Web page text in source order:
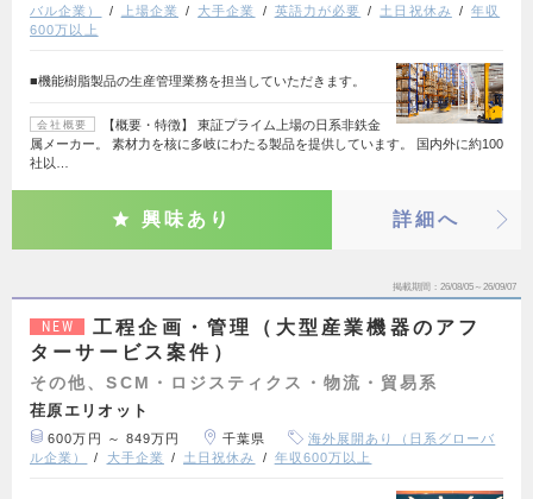
バル企業）
上場企業 大手企業 英語力が必要 土日祝休み
年収
600万以上
■機能樹脂製品の生産管理業務を担当していただきます。
会社概要
【概要・特徴】 東証プライム上場の日系非鉄金
属メーカー。 素材力を核に多岐にわたる製品を提供しています。 国内外に約100
社以…
興味あり 詳細へ
掲載期間 26/08/05～26/09/07
NEW
工程企画・管理（大型産業機器のアフ
ターサービス案件）
その他、SCM・ロジスティクス・物流・貿易系
荏原エリオット
600万円 ～ 849万円 千葉県
海外展開あり（日系グローバ
ル企業）
大手企業 土日祝休み 年収600万以上